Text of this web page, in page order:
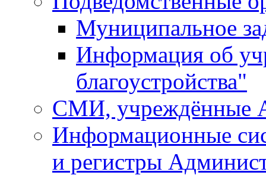
Муниципальное
Информация об
благоустройства"
СМИ, учреждённые
Информационные
и регистры